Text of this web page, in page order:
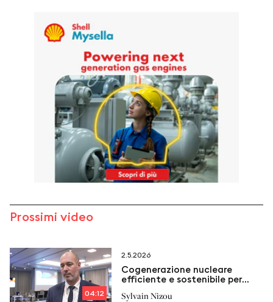
Prossimi video
04:12
2.5.2026
Cogenerazione nucleare
efficiente e sostenibile per
Sylvain Nizou